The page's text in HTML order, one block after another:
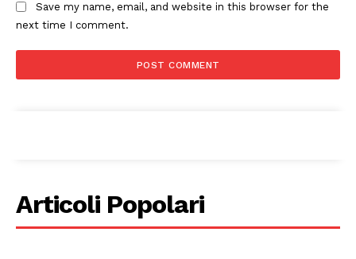
Save my name, email, and website in this browser for the
next time I comment.
Articoli Popolari